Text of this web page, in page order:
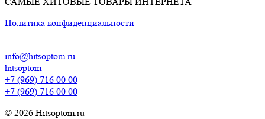
Политика конфиденциальности
info@hitsoptom.ru
hitsoptom
+7 (969) 716 00 00
+7 (969) 716 00 00
© 2026 Hitsoptom.ru